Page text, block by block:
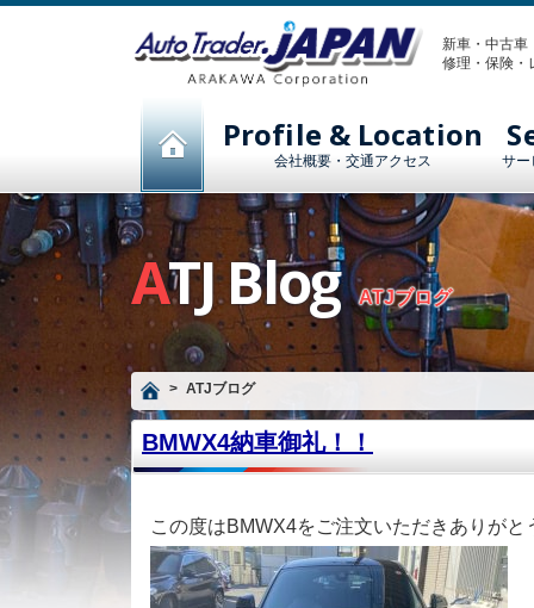
新車・中古
修理・保険・
Profile & Location
会社概要・交通アクセス サー
ATJ Blog ATJブログ
ATJブログ
BMWX4納車御礼！！
この度はBMWX4をご注文いただきありがと